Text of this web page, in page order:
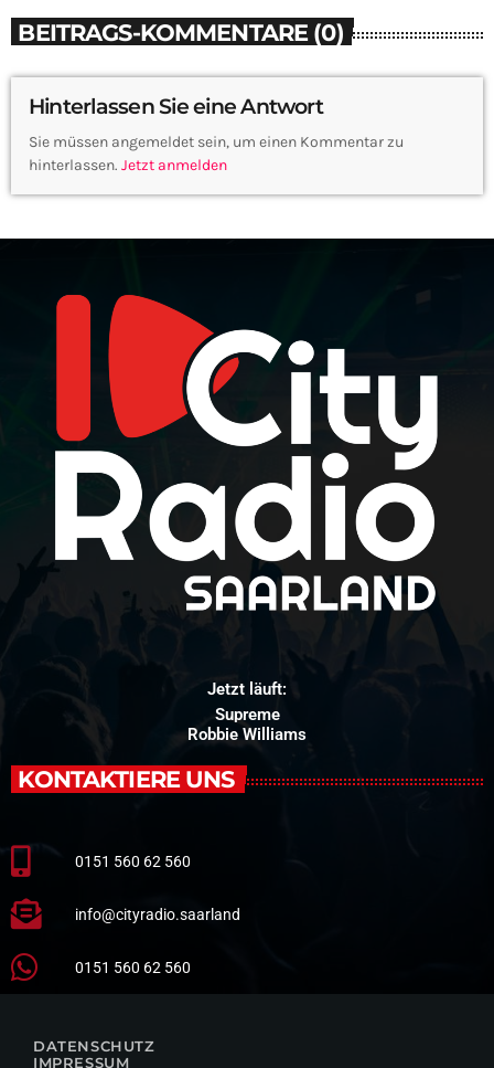
BEITRAGS-KOMMENTARE (0)
Hinterlassen Sie eine Antwort
Sie müssen angemeldet sein, um einen Kommentar zu
hinterlassen. Jetzt anmelden
Jetzt läuft:
Supreme
Robbie Williams
KONTAKTIERE UNS
0151 560 62 560
info@cityradio.saarland
0151 560 62 560
DATENSCHUTZ
IMPRESSUM